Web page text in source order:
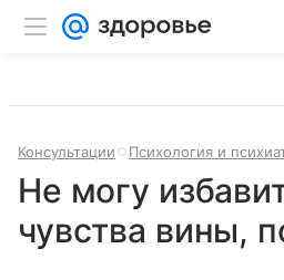
Консультации Психология и
Не могу
чувства вины,